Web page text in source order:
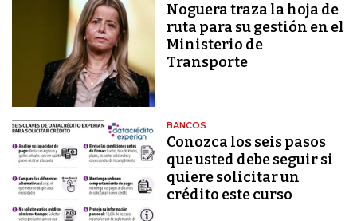
Noguera traza la hoja de
ruta para su gestión en el
Ministerio de
Transporte
BANCOS
Conozca los seis pasos
que usted debe seguir si
quiere solicitar un
crédito este curso